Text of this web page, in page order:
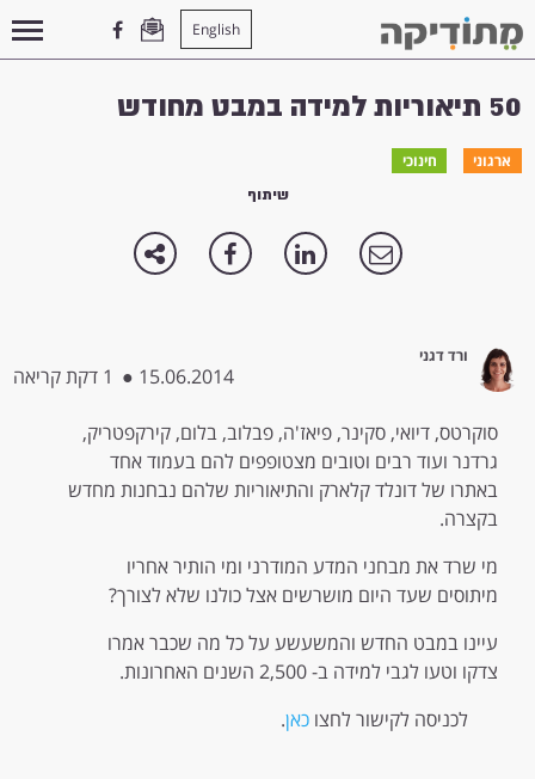
English
עמוד הבית>ארגוני>50 תיאוריות למידה במבט מחודש
50 תיאוריות למידה במבט מחודש
ארגוני חינוכי
שיתוף
ורד דגני
15.06.2014
● 1 דקת קריאה
סוקרטס, דיואי, סקינר, פיאז'ה, פבלוב, בלום, קירקפטריק,
גרדנר ועוד רבים וטובים מצטופפים להם בעמוד אחד
באתרו של דונלד קלארק והתיאוריות שלהם נבחנות מחדש
בקצרה.
מי שרד את מבחני המדע המודרני ומי הותיר אחריו
מיתוסים שעד היום מושרשים אצל כולנו שלא לצורך?
עיינו במבט החדש והמשעשע על כל מה שכבר אמרו
צדקו וטעו לגבי למידה ב- 2,500 השנים האחרונות.
לכניסה לקישור לחצוכאן.